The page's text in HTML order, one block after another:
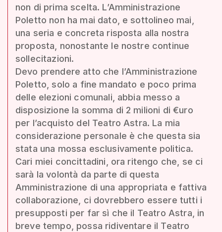
non di prima scelta. L’Amministrazione
Poletto non ha mai dato, e sottolineo mai,
una seria e concreta risposta alla nostra
proposta, nonostante le nostre continue
sollecitazioni.
Devo prendere atto che l’Amministrazione
Poletto, solo a fine mandato e poco prima
delle elezioni comunali, abbia messo a
disposizione la somma di 2 milioni di €uro
per l’acquisto del Teatro Astra. La mia
considerazione personale è che questa sia
stata una mossa esclusivamente politica.
Cari miei concittadini, ora ritengo che, se ci
sarà la volontà da parte di questa
Amministrazione di una appropriata e fattiva
collaborazione, ci dovrebbero essere tutti i
presupposti per far sì che il Teatro Astra, in
breve tempo, possa ridiventare il Teatro